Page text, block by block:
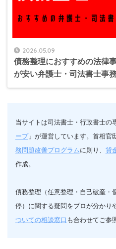
2026.05.09
債務整理におすすめの法律
が安い弁護士・司法書士事
当サイトは司法書士・行政書士の
ープ」が運営しています。首相官
務問題改善プログラムに則り、 貸
作成。
債務整理（任意整理・自己破産・
停）に関する疑問をプロが分かり
ついての相談窓口 も合わせてご参